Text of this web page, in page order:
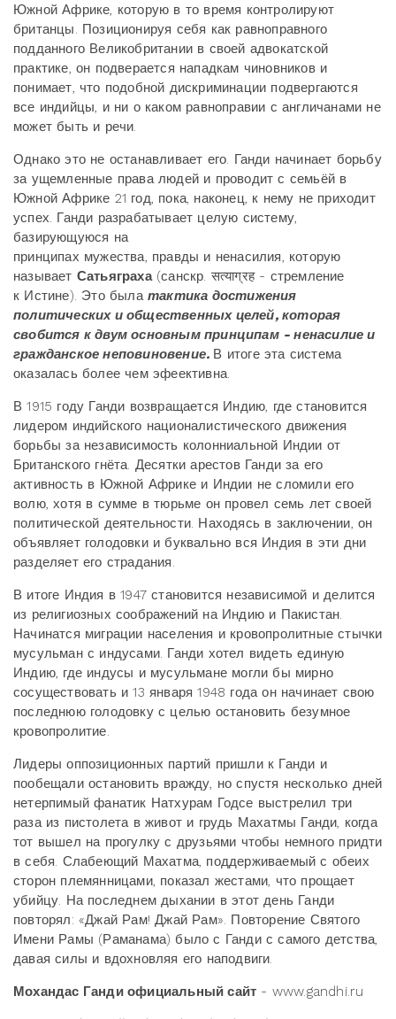
Южной Африке, которую в то время контролируют
британцы. Позиционируя себя как равноправного
подданного Великобритании в своей адвокатской
практике, он подверается нападкам чиновников и
понимает, что подобной дискриминации подвергаются
все индийцы, и ни о каком равноправии с англичанами не
может быть и речи.
Однако это не останавливает его. Ганди начинает борьбу
за ущемленные права людей и проводит с семьёй в
Южной Африке 21 год, пока, наконец, к нему не приходит
успех. Ганди разрабатывает целую систему,
базирующуюся на
принципах мужества, правды и ненасилия, которую
называет Сатьяграха(санскр. सत्याग्रह - стремление
к Истине). Это была тактика достижения
политических и общественных целей, которая
свобится к двум основным принципам - ненасилие и
гражданское неповиновение. В итоге эта система
оказалась более чем эфеективна.
В 1915 году Ганди возвращается Индию, где становится
лидером индийского националистического движения
борьбы за независимость колонниальной Индии от
Британского гнёта. Десятки арестов Ганди за его
активность в Южной Африке и Индии не сломили его
волю, хотя в сумме в тюрьме он провел семь лет своей
политической деятельности. Находясь в заключении, он
объявляет голодовки и буквально вся Индия в эти дни
разделяет его страдания.
В итоге Индия в 1947 становится независимой и делится
из религиозных соображений на Индию и Пакистан.
Начинатся миграции населения и кровопролитные стычки
мусульман с индусами. Ганди хотел видеть единую
Индию, где индусы и мусульмане могли бы мирно
сосуществовать и 13 января 1948 года он начинает свою
последнюю голодовку с целью остановить безумное
кровопролитие.
Лидеры оппозиционных партий пришли к Ганди и
пообещали остановить вражду, но спустя несколько дней
нетерпимый фанатик Натхурам Годсе выстрелил три
раза из пистолета в живот и грудь Махатмы Ганди, когда
тот вышел на прогулку с друзьями чтобы немного придти
в себя. Слабеющий Махатма, поддерживаемый с обеих
сторон племянницами, показал жестами, что прощает
убийцу. На последнем дыхании в этот день Ганди
повторял: «Джай Рам! Джай Рам». Повторение Святого
Имени Рамы (Раманама) было с Ганди с самого детства,
давая силы и вдохновляя его наподвиги.
Мохандас Ганди официальный сайт - www.gandhi.ru